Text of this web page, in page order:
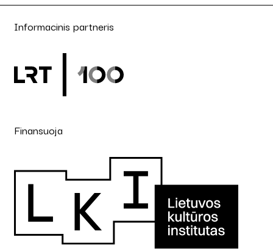
Informacinis partneris
Finansuoja